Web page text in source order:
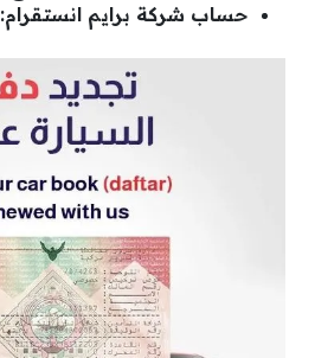
حساب شركة برايم انستقرام: